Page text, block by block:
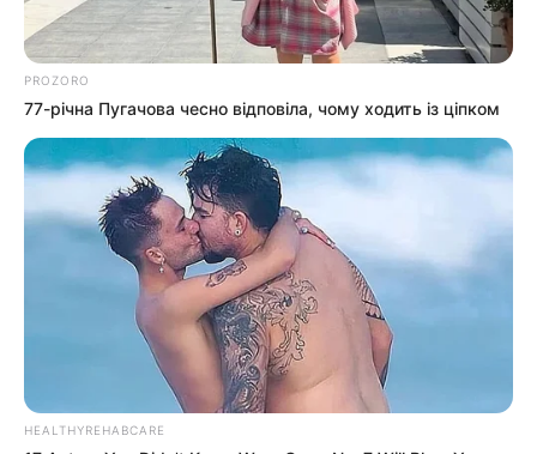
PROZORO
77-річна Пугачова чесно відповіла, чому ходить із ціпком
HEALTHYREHABCARE